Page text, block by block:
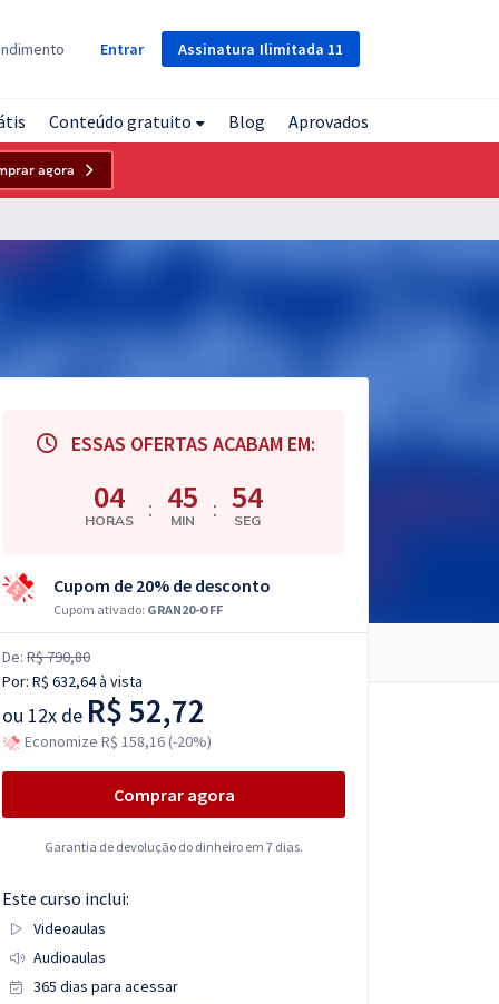
Assinatura Ilimitada 11
Entrar
Conteúdo gratuito Blog Aprovados
agora
ESSAS OFERTAS ACABAM EM:
04
HORAS : 45
MIN : 53
SEG
Cupom de 20% de desconto
Cupom ativado: GRAN20-OFF
De: R$ 790,80
Por: R$ 632,64à vista
ou 12x de R$ 52,72
Economize R$ 158,16 (-20%)
Comprar agora
Garantia de devolução do dinheiro em 7 dias.
Este curso inclui:
Videoaulas
Audioaulas
365 dias para acessar